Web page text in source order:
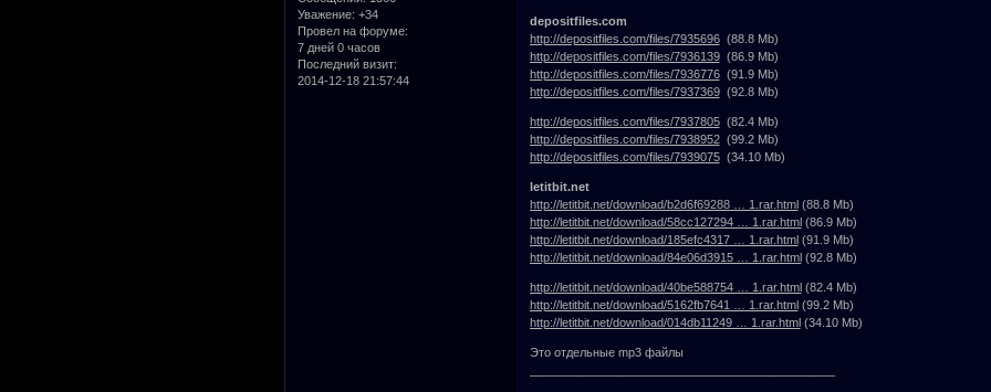
Уважение: +34
Провел на форуме:
7 дней 0 часов
Последний визит:
2014-12-18 21:57:44
depositfiles.com
http://depositfiles.com/files/7935696(88.8 Mb)
http://depositfiles.com/files/7936139(86.9 Mb)
http://depositfiles.com/files/7936776(91.9 Mb)
http://depositfiles.com/files/7937369(92.8 Mb)
http://depositfiles.com/files/7937805(82.4 Mb)
http://depositfiles.com/files/7938952(99.2 Mb)
http://depositfiles.com/files/7939075(34.10 Mb)
letitbit.net
http://letitbit.net/download/b2d6f69288 … 1.rar.html (88.8 Mb)
http://letitbit.net/download/58cc127294 … 1.rar.html (86.9 Mb)
http://letitbit.net/download/185efc4317 … 1.rar.html (91.9 Mb)
http://letitbit.net/download/84e06d3915 … 1.rar.html (92.8 Mb)
http://letitbit.net/download/40be588754 … 1.rar.html (82.4 Mb)
http://letitbit.net/download/5162fb7641 … 1.rar.html (99.2 Mb)
http://letitbit.net/download/014db11249 … 1.rar.html (34.10 Mb)
Это отдельные mp3 файлы